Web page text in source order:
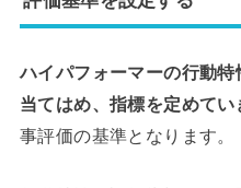
ハイパフォーマーの行動
当てはめ、指標を定めてい
事評価の基準となります。